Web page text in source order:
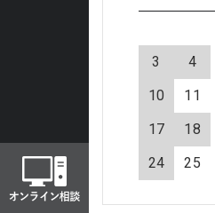
3
4
10
11
17
18
24
25